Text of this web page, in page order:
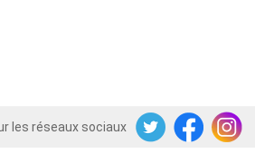
les réseaux sociaux
TwitterFacebookInstagram